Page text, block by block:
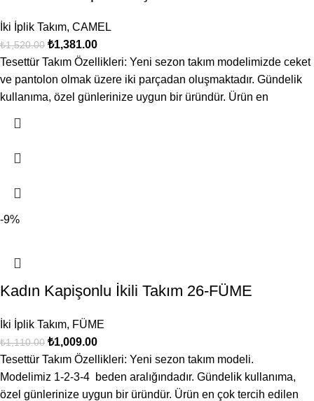
İki İplik Takım, CAMEL
₺1,520.00 ₺1,381.00
Tesettür Takım Özellikleri: Yeni sezon takım modelimizde ceket
ve pantolon olmak üzere iki parçadan oluşmaktadır. Gündelik
kullanıma, özel günlerinize uygun bir üründür. Ürün en
-9%
Kadın Kapişonlu İkili Takım 26-FÜME
İki İplik Takım, FÜME
₺1,110.00 ₺1,009.00
Tesettür Takım Özellikleri: Yeni sezon takım modeli.
Modelimiz 1-2-3-4 beden aralığındadır. Gündelik kullanıma,
özel günlerinize uygun bir üründür. Ürün en çok tercih edilen